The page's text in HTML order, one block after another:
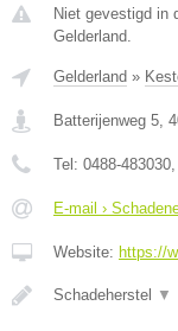
Niet gevestigd in
Gelderland.
Gelderland »
Batterijenweg 5,
Tel: 0488-483030
E-mail ›
Website: https://
Schadeherstel ▼